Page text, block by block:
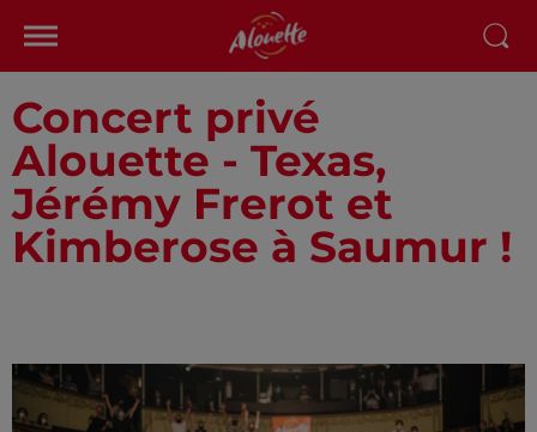
Concert privé
Alouette - Texas,
Jérémy Frerot et
Kimberose à Saumur !